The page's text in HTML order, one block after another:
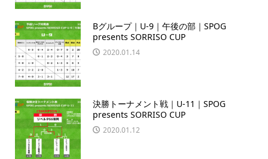
Bグループ｜U-9｜午後の部｜SPOG
presents SORRISO CUP
2020.01.14
決勝トーナメント戦｜U-11｜SPOG
presents SORRISO CUP
2020.01.12